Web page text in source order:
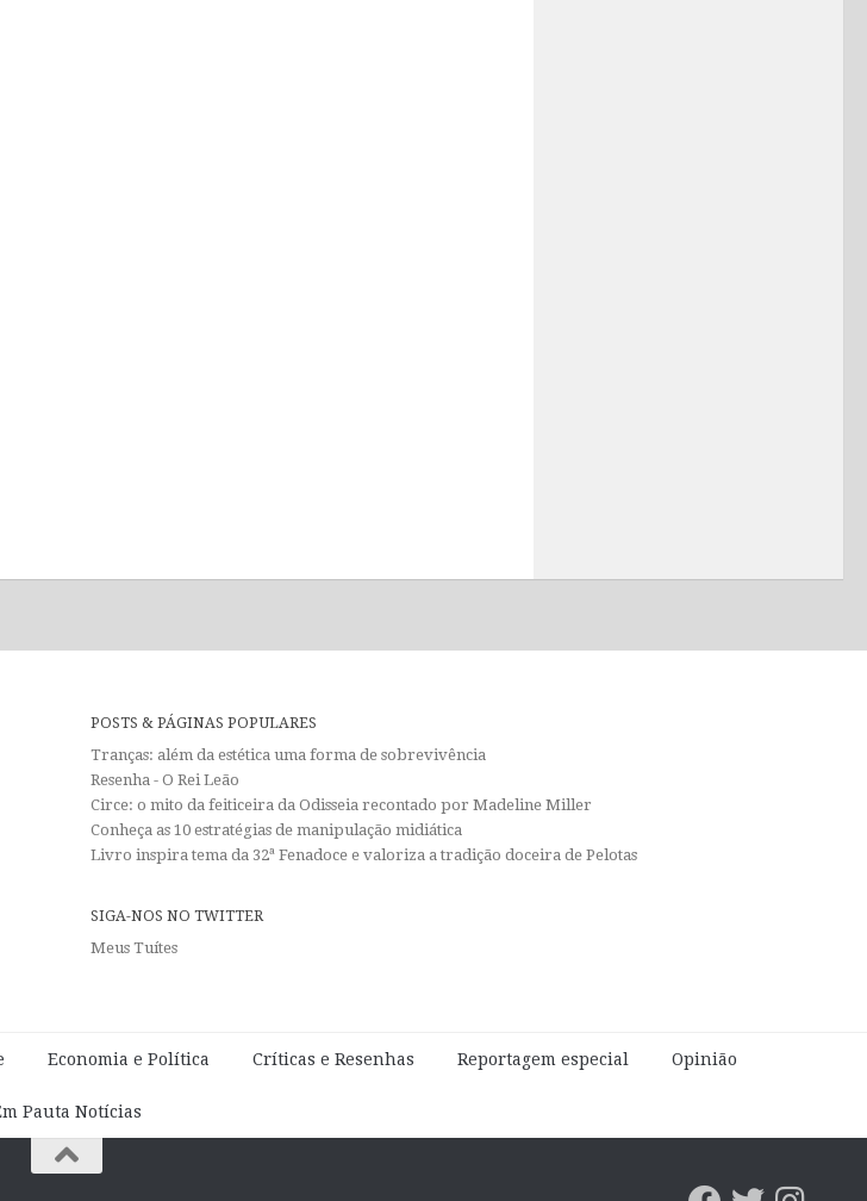
POSTS & PÁGINAS POPULARES
Tranças: além da estética uma forma de sobrevivência
Resenha - O Rei Leão
Circe: o mito da feiticeira da Odisseia recontado por Madeline Miller
Conheça as 10 estratégias de manipulação midiática
Livro inspira tema da 32ª Fenadoce e valoriza a tradição doceira de Pelotas
SIGA-NOS NO TWITTER
Meus Tuítes
Economia e Política Críticas e Resenhas Reportagem especial Opinião
Pauta Notícias